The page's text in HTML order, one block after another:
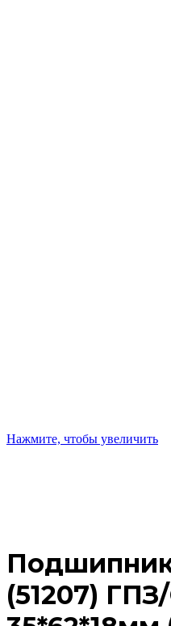
Нажмите, чтобы увеличить
(51207)